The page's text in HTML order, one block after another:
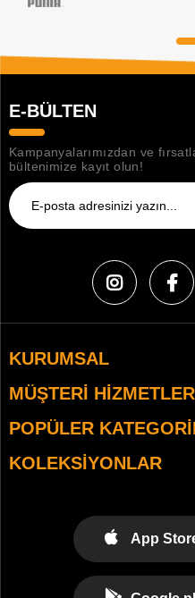
E-BÜLTEN
Kampanyalarımızdan ve
bültenimize kayıt olun!
KURUMSAL
MÜŞTERI
POPÜLER
KOLEKSIYONLAR
App